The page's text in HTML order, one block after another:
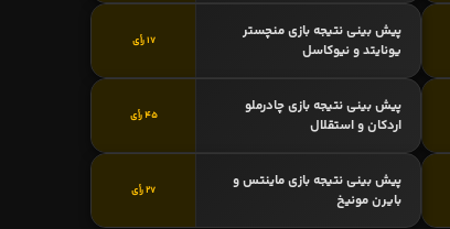
پیش بینی نتیجه بازی منچستر
یونایتد و نیوکاسل
17 رأی
پیش بینی نتیجه بازی چادرملو
اردکان و استقلال
45 رأی
پیش بینی نتیجه بازی ماینتس و
بایرن مونیخ
27 رأی